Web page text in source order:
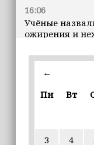
16:06
Учёные
ожирения и
16:00
В Чеченской
←
Пн
Вт
3
4